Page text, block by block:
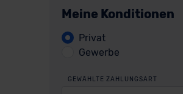
Meine Konditionen
Privat
Gewerbe
GEWÄHLTE ZAHLUNGSART